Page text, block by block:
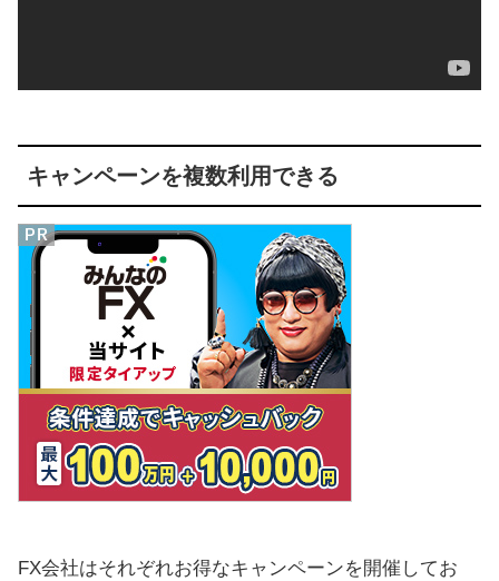
キャンペーンを複数利用できる
FX会社はそれぞれお得なキャンペーンを開催してお